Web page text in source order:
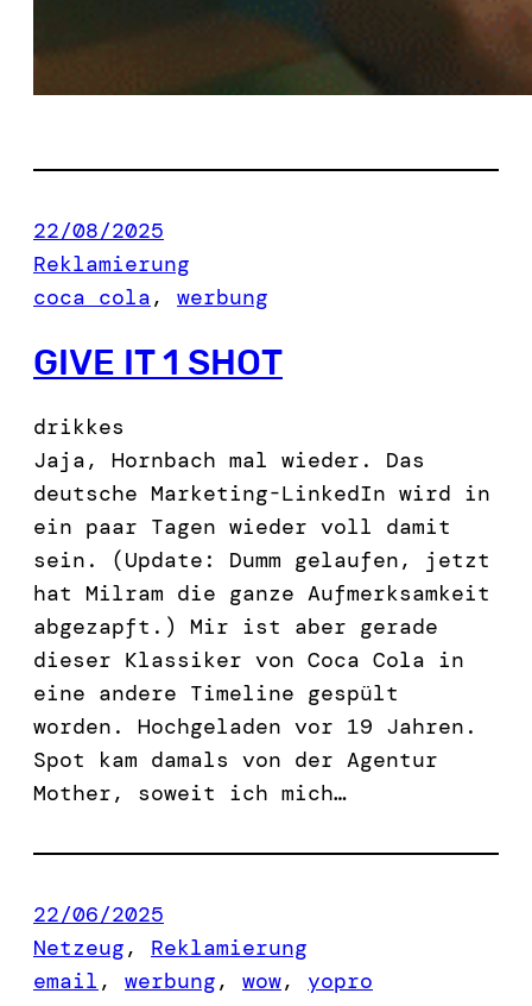
22/08/2025
Reklamierung
coca cola, werbung
GIVE IT 1 SHOT
drikkes
Jaja, Hornbach mal wieder. Das
deutsche Marketing-LinkedIn wird in
ein paar Tagen wieder voll damit
sein. (Update: Dumm gelaufen, jetzt
hat Milram die ganze Aufmerksamkeit
abgezapft.) Mir ist aber gerade
dieser Klassiker von Coca Cola in
eine andere Timeline gespült
worden. Hochgeladen vor 19 Jahren.
Spot kam damals von der Agentur
Mother, soweit ich mich…
22/06/2025
Netzeug, Reklamierung
email , werbung, wow, yopro